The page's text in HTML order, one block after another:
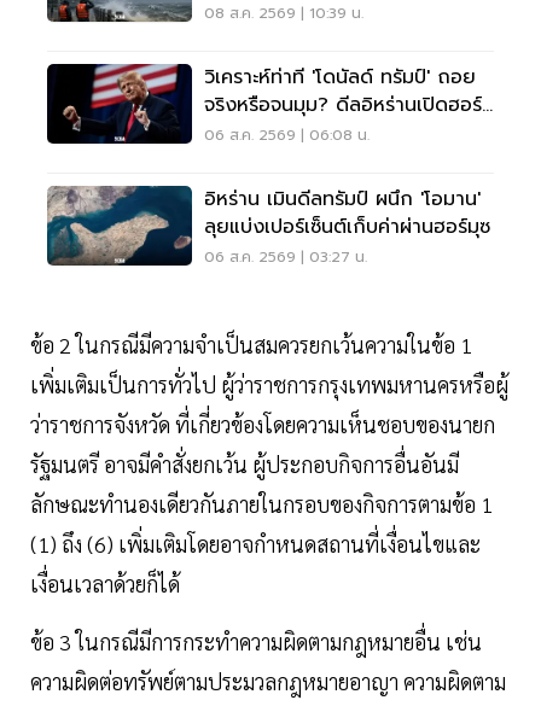
08 ส.ค. 2569 | 10:39 น.
วิเคราะห์ท่าที 'โดนัลด์ ทรัมป์' ถอย
จริงหรือจนมุม? ดีลอิหร่านเปิดฮอร์
มุซ
06 ส.ค. 2569 | 06:08 น.
อิหร่าน เมินดีลทรัมป์ ผนึก 'โอมาน'
ลุยแบ่งเปอร์เซ็นต์เก็บค่าผ่านฮอร์มุซ
06 ส.ค. 2569 | 03:27 น.
ข้อ 2 ในกรณีมีความจำเป็นสมควรยกเว้นความในข้อ 1
เพิ่มเติมเป็นการทั่วไป ผู้ว่าราชการกรุงเทพมหานครหรือผู้
ว่าราชการจังหวัด ที่เกี่ยวข้องโดยความเห็นชอบของนายก
รัฐมนตรี อาจมีคำสั่งยกเว้น ผู้ประกอบกิจการอื่นอันมี
ลักษณะทำนองเดียวกันภายในกรอบของกิจการตามข้อ 1
(1) ถึง (6) เพิ่มเติมโดยอาจกำหนดสถานที่เงื่อนไขและ
เงื่อนเวลาด้วยก็ได้
ข้อ 3 ในกรณีมีการกระทำความผิดตามกฎหมายอื่น เช่น
ความผิดต่อทรัพย์ตามประมวลกฎหมายอาญา ความผิดตาม